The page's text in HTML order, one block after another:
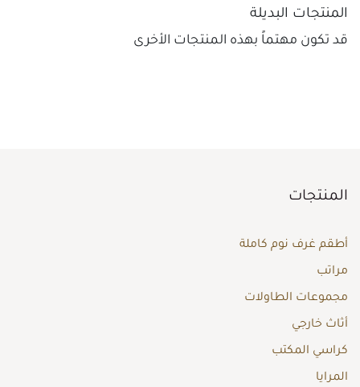
المنتجات البديلة
قد تكون مهتماً بهذه المنتجات الأخرى
المنتجات
أطقم غرف نوم كاملة
مراتب
مجموعات الطاولات
أثاث خارجي
كراسي المكتب
المرايا